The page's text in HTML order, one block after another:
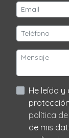
He leído y acepto la
política
de mis